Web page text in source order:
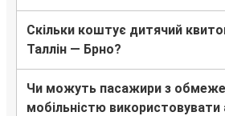
Скільки коштує дитячий
Таллін — Брно?
Чи можуть пасажири з
мобільністю використовувати